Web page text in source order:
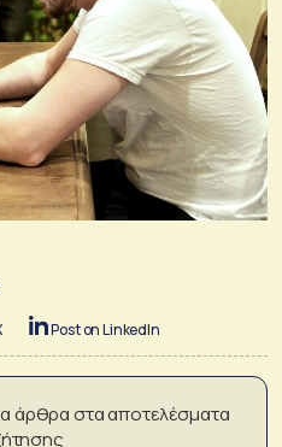
Post on LinkedIn
άρθρα στα αποτελέσματα